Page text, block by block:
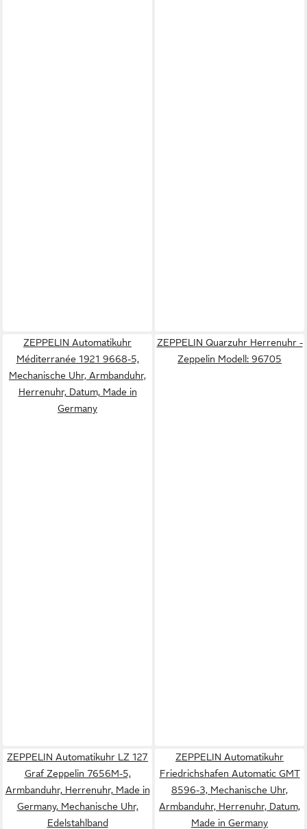
ZEPPELIN Automatikuhr
Méditerranée 1921 9668-5,
Mechanische Uhr, Armbanduhr,
Herrenuhr, Datum, Made in
Germany
ZEPPELIN Quarzuhr Herrenuhr -
Zeppelin Modell: 96705
ZEPPELIN Automatikuhr LZ 127
Graf Zeppelin 7656M-5,
Armbanduhr, Herrenuhr, Made in
Germany, Mechanische Uhr,
Edelstahlband
ZEPPELIN Automatikuhr
Friedrichshafen Automatic GMT
8596-3, Mechanische Uhr,
Armbanduhr, Herrenuhr, Datum,
Made in Germany